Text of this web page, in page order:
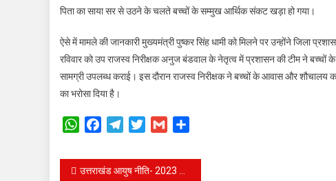
पिता का साया सर से उठने के चलते बच्चों के सम्मुख आर्थिक संकट खड़ा हो गया।
ऐसे में मामले की जानकारी मुख्यमंत्री पुष्कर सिंह धामी को मिलने पर उन्होंने जिला
रविवार को उप राजस्व निरीक्षक अनुज बंडवाल के नेतृत्व में प्रशासन की टीम ने
सामग्री उपलब्ध कराई। इस दौरान राजस्व निरीक्षक ने बच्चों के आवास और
का भरोसा दिया है।
WhatsAppFacebookTelegramTwitterGmail
Post
उत्तराखंड आयुष नीति- 2023 के बेहतर इंप्लीमेंटेशन के संबंध में भी की गई चर्चा।